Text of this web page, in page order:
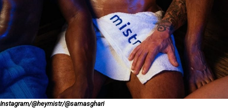
Instagram/@heymistr/@samasghari